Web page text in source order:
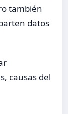
también
datos
causas del